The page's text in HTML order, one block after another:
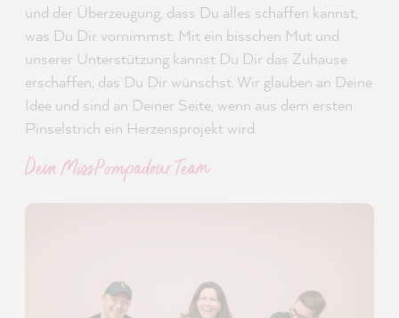
und der Überzeugung, dass Du alles schaffen kannst,
was Du Dir vornimmst. Mit ein bisschen Mut und
unserer Unterstützung kannst Du Dir das Zuhause
erschaffen, das Du Dir wünschst. Wir glauben an Deine
Idee und sind an Deiner Seite, wenn aus dem ersten
Pinselstrich ein Herzensprojekt wird.
Dein MissPompadour Team